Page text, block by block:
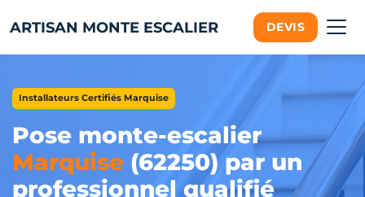
ARTISAN MONTE ESCALIER DEVIS
Installateurs Certifiés Marquise
Pose monte-escalier
Marquise (62250) par un
professionnel qualifié